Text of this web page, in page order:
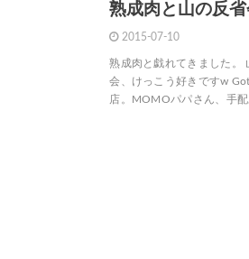
熟成肉と山の反
2015-07-10
熟成肉と戯れてきました。
会、けっこう好きですw
店。MOMOパパさん、手